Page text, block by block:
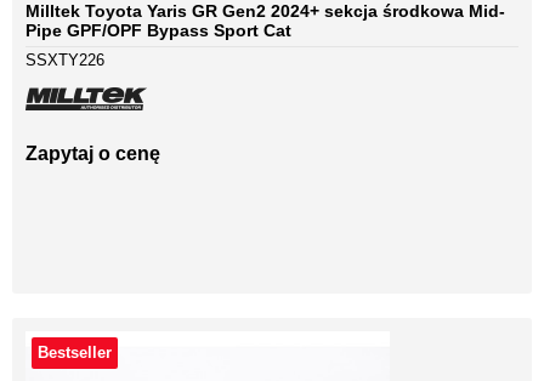
Milltek Toyota Yaris GR Gen2 2024+ sekcja środkowa Mid-
Pipe GPF/OPF Bypass Sport Cat
SSXTY226
Zapytaj o cenę
Bestseller